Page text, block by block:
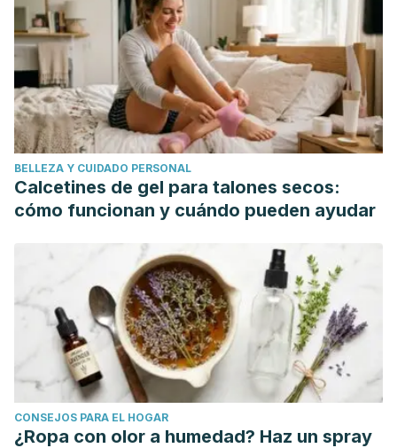
BELLEZA Y CUIDADO PERSONAL
Calcetines de gel para talones secos:
cómo funcionan y cuándo pueden ayudar
CONSEJOS PARA EL HOGAR
¿Ropa con olor a humedad? Haz un spray